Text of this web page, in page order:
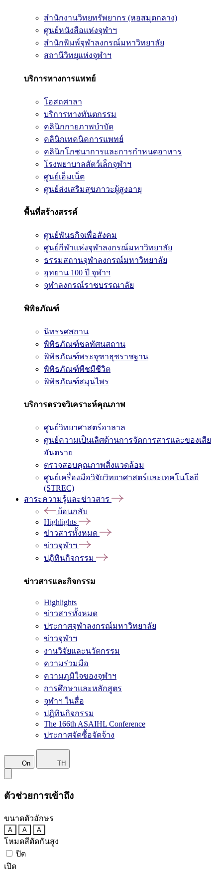
สำนักงานวิทยทรัพยากร (หอสมุดกลาง)
ศูนย์หนังสือแห่งจุฬาฯ
สำนักพิมพ์จุฬาลงกรณ์มหาวิทยาลัย
สถานีวิทยุแห่งจุฬาฯ
บริการทางการแพทย์
โอสถศาลา
บริการทางทันตกรรม
คลินิกกายภาพบำบัด
คลินิกเทคนิคการแพทย์
คลินิกโภชนาการและการกำหนดอาหาร
โรงพยาบาลสัตว์เล็กจุฬาฯ
ศูนย์เอ็มเน็ต
ศูนย์ส่งเสริมสุขภาวะผู้สูงอายุ
พื้นที่สร้างสรรค์
ศูนย์พันธกิจเพื่อสังคม
ศูนย์กีฬาแห่งจุฬาลงกรณ์มหาวิทยาลัย
ธรรมสถานจุฬาลงกรณ์มหาวิทยาลัย
อุทยาน 100 ปี จุฬาฯ
จุฬาลงกรณ์ราชบรรณาลัย
พิพิธภัณฑ์
นิทรรศสถาน
พิพิธภัณฑ์ชลทัศนสถาน
พิพิธภัณฑ์พระจุฑาธุชราชฐาน
พิพิธภัณฑ์พืชมีชีวิต
พิพิธภัณฑ์สมุนไพร
บริการตรวจวิเคราะห์คุณภาพ
ศูนย์วิทยาศาสตร์ฮาลาล
ศูนย์ความเป็นเลิศด้านการจัดการสารและของเสีย
อันตราย
ตรวจสอบคุณภาพสิ่งแวดล้อม
ศูนย์เครื่องมือวิจัยวิทยาศาสตร์และเทคโนโลยี
(STREC)
สาระความรู้และข่าวสาร
ย้อนกลับ
Highlights
ข่าวสารทั้งหมด
ข่าวจุฬาฯ
ปฏิทินกิจกรรม
ข่าวสารและกิจกรรม
Highlights
ข่าวสารทั้งหมด
ประกาศจุฬาลงกรณ์มหาวิทยาลัย
ข่าวจุฬาฯ
งานวิจัยและนวัตกรรม
ความร่วมมือ
ความภูมิใจของจุฬาฯ
การศึกษาและหลักสูตร
จุฬาฯ ในสื่อ
ปฏิทินกิจกรรม
The 166th ASAIHL Conference
ประกาศจัดซื้อจัดจ้าง
On TH
ตัวช่วยการเข้าถึง
ขนาดตัวอักษร
A A A
โหมดสีตัดกันสูง
ปิด
เปิด